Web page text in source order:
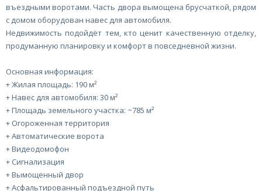
въездными воротами. Часть двора вымощена брусчаткой, рядом
с домом оборудован навес для автомобиля.
Недвижимость подойдёт тем, кто ценит качественную отделку,
продуманную планировку и комфорт в повседневной жизни.
Основная информация:
+ Жилая площадь: 190 м²
+ Навес для автомобиля: 30 м²
+ Площадь земельного участка: ~785 м²
+ Огороженная территория
+ Автоматические ворота
+ Видеодомофон
+ Сигнализация
+ Вымощенный двор
+ Асфальтированный подъездной путь